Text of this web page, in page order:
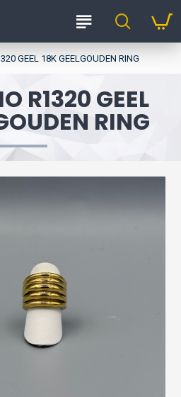
GEEL 18K GEELGOUDEN RING
R1320 GEEL
RING